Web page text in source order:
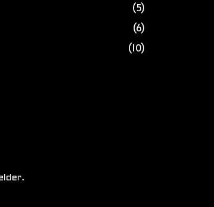
(5)
(6)
(10)